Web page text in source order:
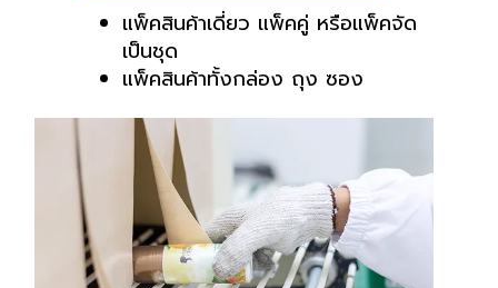
แพ็คสินค้าเดี่ยว แพ็คคู่ หรือแพ็คจัด
เป็นชุด
แพ็คสินค้าทั้งกล่อง ถุง ซอง